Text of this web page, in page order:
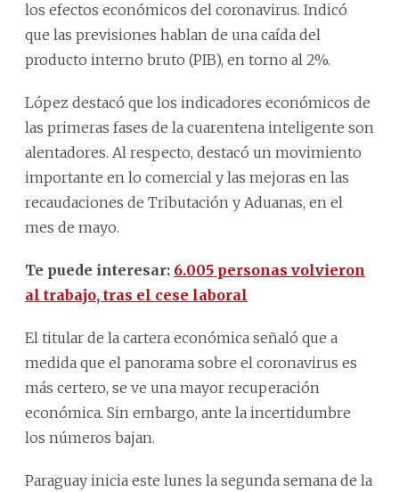
los efectos económicos del coronavirus. Indicó
que las previsiones hablan de una caída del
producto interno bruto (PIB), en torno al 2%.
López destacó que los indicadores económicos de
las primeras fases de la cuarentena inteligente son
alentadores. Al respecto, destacó un movimiento
importante en lo comercial y las mejoras en las
recaudaciones de Tributación y Aduanas, en el
mes de mayo.
Te puede interesar: 6.005 personas volvieron
al trabajo, tras el cese laboral
El titular de la cartera económica señaló que a
medida que el panorama sobre el coronavirus es
más certero, se ve una mayor recuperación
económica. Sin embargo, ante la incertidumbre
los números bajan.
Paraguay inicia este lunes la segunda semana de la